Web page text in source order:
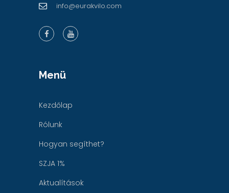
info@eurakvilo.com
Menü
Kezdőlap
Rólunk
Hogyan segíthet?
SZJA 1%
Aktualítások